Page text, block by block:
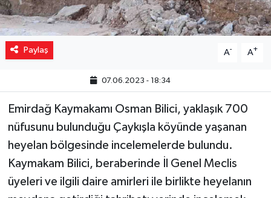
Paylaş A- A+
07.06.2023 - 18:34
Emirdağ Kaymakamı Osman Bilici, yaklaşık 700
nüfusunu bulunduğu Çaykışla köyünde yaşanan
heyelan bölgesinde incelemelerde bulundu.
Kaymakam Bilici, beraberinde İl Genel Meclis
üyeleri ve ilgili daire amirleri ile birlikte heyelanın